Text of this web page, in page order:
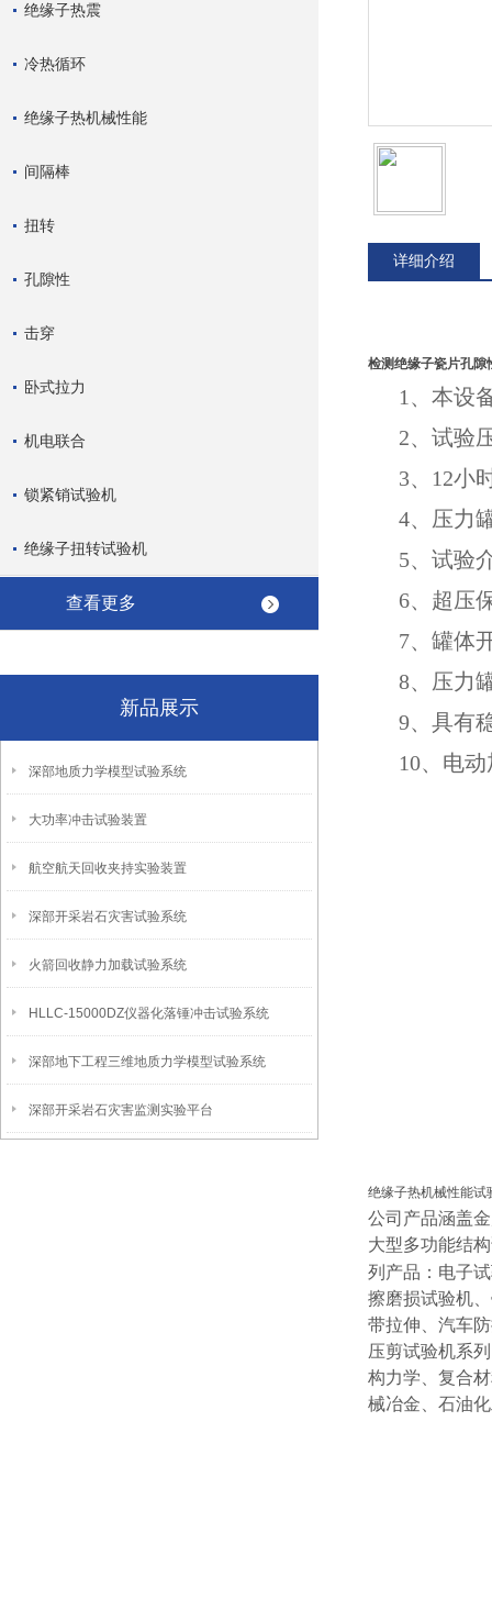
绝缘子热震
冷热循环
绝缘子热机械性能
间隔棒
扭转
孔隙性
击穿
卧式拉力
机电联合
锁紧销试验机
绝缘子扭转试验机
查看更多
新品展示
深部地质力学模型试验系统
大功率冲击试验装置
航空航天回收夹持实验装置
深部开采岩石灾害试验系统
火箭回收静力加载试验系统
HLLC-15000DZ仪器化落锤冲击试验系统
深部地下工程三维地质力学模型试验系统
深部开采岩石灾害监测实验平台
详细介绍
检测绝缘子瓷片孔隙
1、本设
2、试验
3、12小
4、压力
5、试验
6、超压
7、罐体
8、压力
9、具有
10、电
绝缘子热机械性能试
公司产品涵盖
大型多功能结
列 产品：电子
擦磨损试验机
带拉伸、汽车防
压剪试验机系
构力学、复合
械冶金、石油